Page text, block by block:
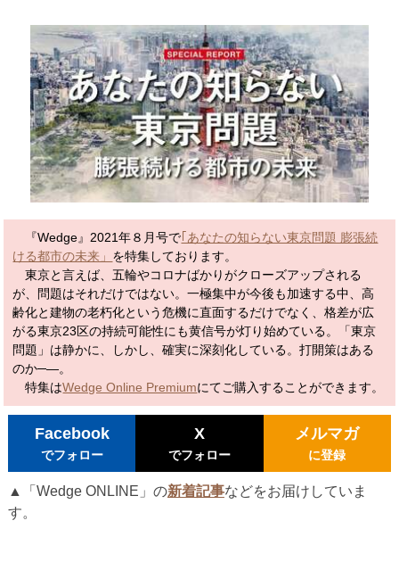
『Wedge』2021年８月号で ｢あなたの知らない東京問題 膨張続
ける都市の未来」 を特集しております。
東京と言えば、五輪やコロナばかりがクローズアップされる
が、問題はそれだけではない。一極集中が今後も加速する中、高
齢化と建物の老朽化という危機に直面するだけでなく、格差が広
がる東京23区の持続可能性にも黄信号が灯り始めている。「東京
問題」は静かに、しかし、確実に深刻化している。打開策はある
のか─―。
特集はWedge Online Premiumにてご購入することができます。
Facebook
でフォロー
X
でフォロー
メルマガ
に登録
▲「Wedge ONLINE」の新着記事などをお届けしていま
す。